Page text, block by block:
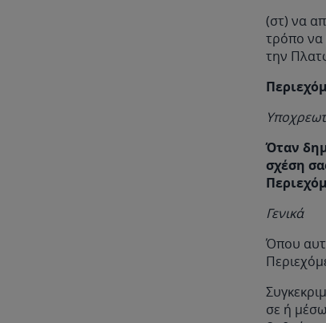
(στ) να
τρόπο να
την
Όταν
σχέση
Γενικά
Όπου
σε ή